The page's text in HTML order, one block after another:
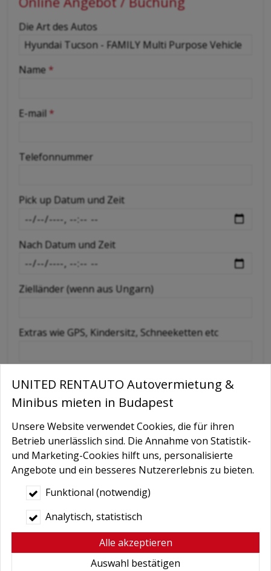
-
-
-
-
-
-
Die Art des Autos
Name *
E-mail *
Telefonnummer
Pick up Datum und Zeit
Nach Datum und Zeit
Zielländer (wenn aus Ungarn)
Extras wie GPS, Kindersitz, Schneeketten etc
Hiermit autorisiere ich die Behandlung
meiner persönlichen Daten.
Hier finden Sie:Datenschutzerklärung.
UNITED RENTAUTO Autovermietung &
Minibus mieten in Budapest
Unsere Website verwendet Cookies, die für ihren
Betrieb unerlässlich sind. Die Annahme von Statistik-
und Marketing-Cookies hilft uns, personalisierte
Angebote und ein besseres Nutzererlebnis zu bieten.
Funktional (notwendig)
Analytisch, statistisch
Alle akzeptieren
Auswahl bestätigen